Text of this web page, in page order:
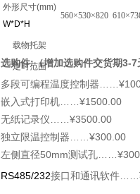
外形尺寸(mm)
W*D*H
560×530×820
载物托架
定时范围
选购件:（增加选购件交货期3-7
多段可编程温度控制器
嵌入式打印机 ……¥1500.00
无纸记录仪 ……¥3500.00
独立限温控制器 ……¥300.00
左侧直径50mm测试孔
RS485/232接口和通讯软件